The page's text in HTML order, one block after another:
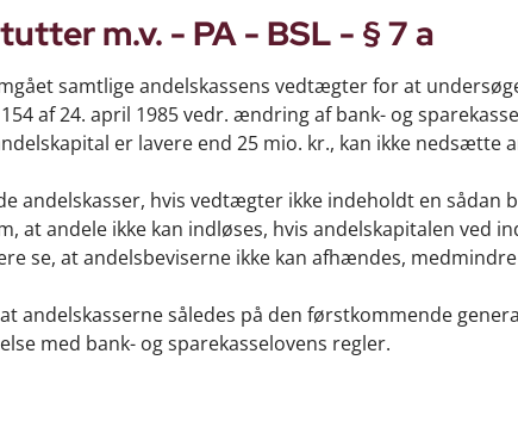
m.v. - PA - BSL - § 7 a
samtlige andelskassens vedtægter for at
af 24. april 1985 vedr. ændring af bank- og
er lavere end 25 mio. kr., kan ikke
andelskasser, hvis vedtægter ikke indeholdt en
at andele ikke kan indløses, hvis andelskapitalen ved
se, at andelsbeviserne ikke kan afhændes,
andelskasserne således på den førstkommende
med bank- og sparekasselovens regler.